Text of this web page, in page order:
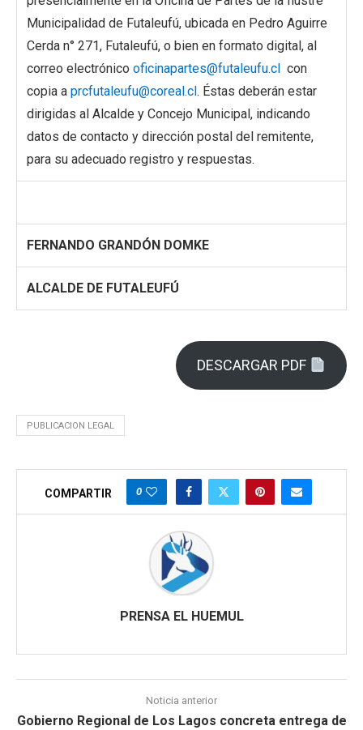
Municipalidad de Futaleufú, ubicada en Pedro Aguirre
Cerda n° 271, Futaleufú, o bien en formato digital, al
correo electrónico oficinapartes@futaleufu.cl
con
copia a prcfutaleufu@coreal.cl . Éstas deberán estar
dirigidas al Alcalde y Concejo Municipal, indicando
datos de contacto y dirección postal del remitente,
para su adecuado registro y respuestas.
FERNANDO GRANDÓN DOMKE
ALCALDE DE FUTALEUFÚ
DESCARGAR PDF
PUBLICACION LEGAL
COMPARTIR 0
PRENSA EL HUEMUL
Noticia anterior
Gobierno Regional de Los Lagos concreta entrega de